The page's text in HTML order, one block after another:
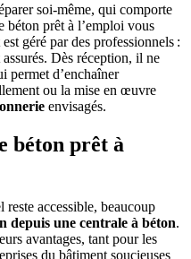
soi-même, qui comporte
béton prêt à l’emploi vous
géré par des professionnels :
Dès réception, il ne
permet d’enchaîner
ou la mise en œuvre
envisagés.
béton prêt à
reste accessible, beaucoup
depuis une centrale à béton.
avantages, tant pour les
du bâtiment soucieuses